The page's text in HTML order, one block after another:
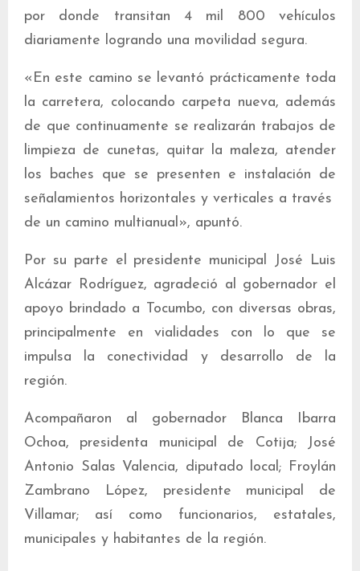
por donde transitan 4 mil 800 vehículos
diariamente logrando una movilidad segura.
«En este camino se levantó prácticamente toda
la carretera, colocando carpeta nueva, además
de que continuamente se realizarán trabajos de
limpieza de cunetas, quitar la maleza, atender
los baches que se presenten e instalación de
señalamientos horizontales y verticales a través
de un camino multianual», apuntó.
Por su parte el presidente municipal José Luis
Alcázar Rodríguez, agradeció al gobernador el
apoyo brindado a Tocumbo, con diversas obras,
principalmente en vialidades con lo que se
impulsa la conectividad y desarrollo de la
región.
Acompañaron al gobernador Blanca Ibarra
Ochoa, presidenta municipal de Cotija; José
Antonio Salas Valencia, diputado local; Froylán
Zambrano López, presidente municipal de
Villamar; así como funcionarios, estatales,
municipales y habitantes de la región.